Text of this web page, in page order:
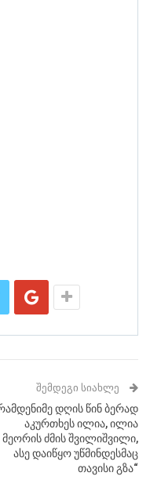
ᲨᲔᲛᲓᲔᲒᲘ ᲡᲘᲐᲮᲚᲔ
დღის წინ ბერად
აკურთხეს ილია, ილია
მეორის ძმის შვილიშვილი,
ასე დაიწყო უწმინდესმაც
თავისი გზა“